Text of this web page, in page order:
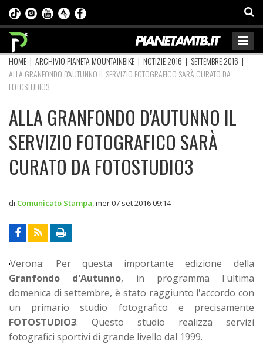
HOME | ARCHIVIO PIANETA MOUNTAINBIKE | NOTIZIE 2016 | SETTEMBRE 2016 |
ALLA GRANFONDO D'AUTUNNO IL SERVIZIO FOTOGRAFICO SARÀ CURATO DA
FOTOSTUDIO3
ALLA GRANFONDO D'AUTUNNO IL
SERVIZIO FOTOGRAFICO SARÀ
CURATO DA FOTOSTUDIO3
di Comunicato Stampa mer 07 set 2016 09:14
Verona: Per questa importante edizione della
Granfondo d'Autunno, in programma l'ultima
domenica di settembre, è stato raggiunto l'accordo con
un primario studio fotografico e precisamente
FOTOSTUDIO3. Questo studio realizza servizi
fotografici sportivi di grande livello dal 1999.